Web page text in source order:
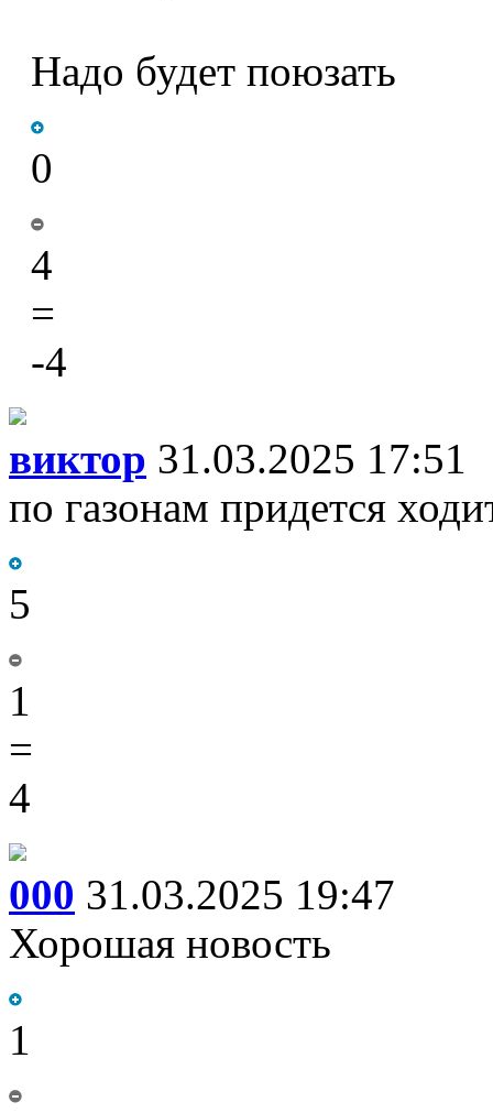
Надо будет поюзать
0
4
=
-4
виктор 31.03.2025 17:51
по газонам придется
5
1
=
4
000 31.03.2025 19:47
Хорошая новость
1